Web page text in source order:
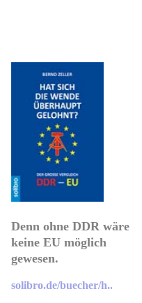
Denn ohne DDR wäre
keine EU möglich
gewesen.
solibro.de/buecher/h..